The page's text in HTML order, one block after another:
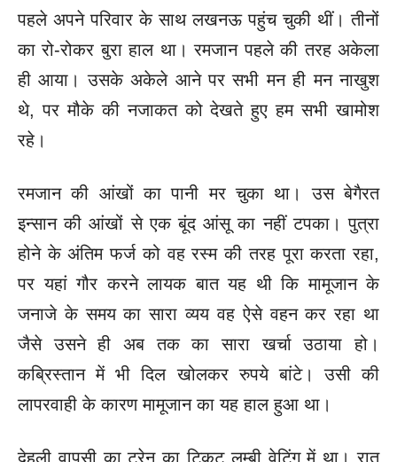
पहले अपने परिवार केसाथ लखनऊ पहुंच चुकी थीं। तीनों
का रो-रोकर बुरा हाल था। रमजान पहलेकी तरह अकेला
ही आया। उसके अकेले आने पर सभी मन ही मन नाखुश
थे,पर मौके की नजाकत को देखते हुए हम सभी खामोश
रहे।
रमजान की आंखोंका पानी मर चुका था। उस बेगैरत
इन्सान की आंखों से एक बूंद आंसू का नहींटपका। पुत्रा
होने के अंतिम फर्ज को वह रस्म की तरह पूरा करता रहा,
पर यहांगौर करने लायक बात यह थी कि मामूजान के
जनाजे के समय का सारा व्ययवह ऐसे वहन कर रहा था
जैसे उसने ही अब तक का सारा खर्चा उठाया हो।
कब्रिस्तान में भी दिल खोलकर रुपये बांटे। उसी की
लापरवाही के कारण मामूजानका यह हाल हुआ था।
देहली वापसी का ट्रेन का टिकट लम्बी वेटिंग में था। रात